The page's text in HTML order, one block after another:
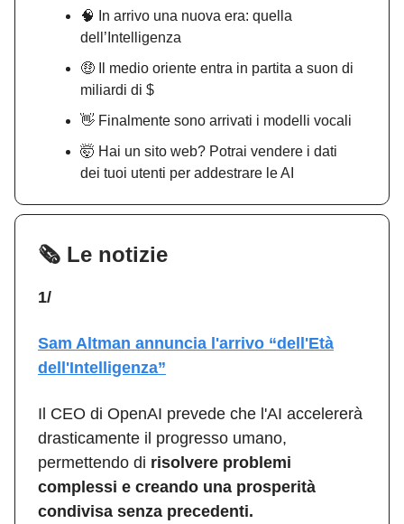
🧠 In arrivo una nuova era: quella
dell’Intelligenza
🤑 Il medio oriente entra in partita a suon di
miliardi di $
👋 Finalmente sono arrivati i modelli vocali
🤯 Hai un sito web? Potrai vendere i dati
dei tuoi utenti per addestrare le AI
🗞️ Le notizie
1/
Sam Altman annuncia l'arrivo “dell'Età
dell'Intelligenza”
Il CEO di OpenAI prevede che l'AI accelererà
drasticamente il progresso umano,
permettendo di risolvere problemi
complessi e creando una prosperità
condivisa senza precedenti.